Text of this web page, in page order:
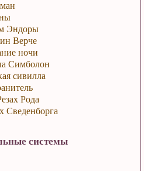
Эндоры
Верче
ночи
Симболон
сивилла
Рода
Сведенборга
системы